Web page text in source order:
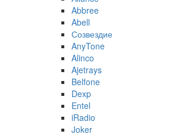
Abbree
Abell
Созвездие
AnyTone
Alinco
Ajetrays
Belfone
Dexp
Entel
iRadio
Joker